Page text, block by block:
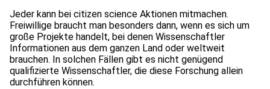
Jeder kann bei citizen science Aktionen mitmachen.
Freiwillige braucht man besonders dann, wenn es sich um
große Projekte handelt, bei denen Wissenschaftler
Informationen aus dem ganzen Land oder weltweit
brauchen. In solchen Fällen gibt es nicht genügend
qualifizierte Wissenschaftler, die diese Forschung allein
durchführen können.